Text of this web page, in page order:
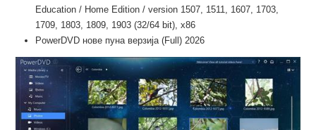
Education / Home Edition / version 1507, 1511, 1607, 1703,
1709, 1803, 1809, 1903 (32/64 bit), x86
PowerDVD нове пуна верзија (Full) 2026